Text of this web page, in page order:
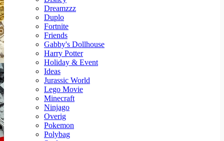
Dreamzzz
Duplo
Fortnite
Friends
Gabby's Dollhouse
Harry Potter
Holiday & Event
Ideas
Jurassic World
Lego Movie
Minecraft
Ninjago
Overig
Pokemon
Polybag